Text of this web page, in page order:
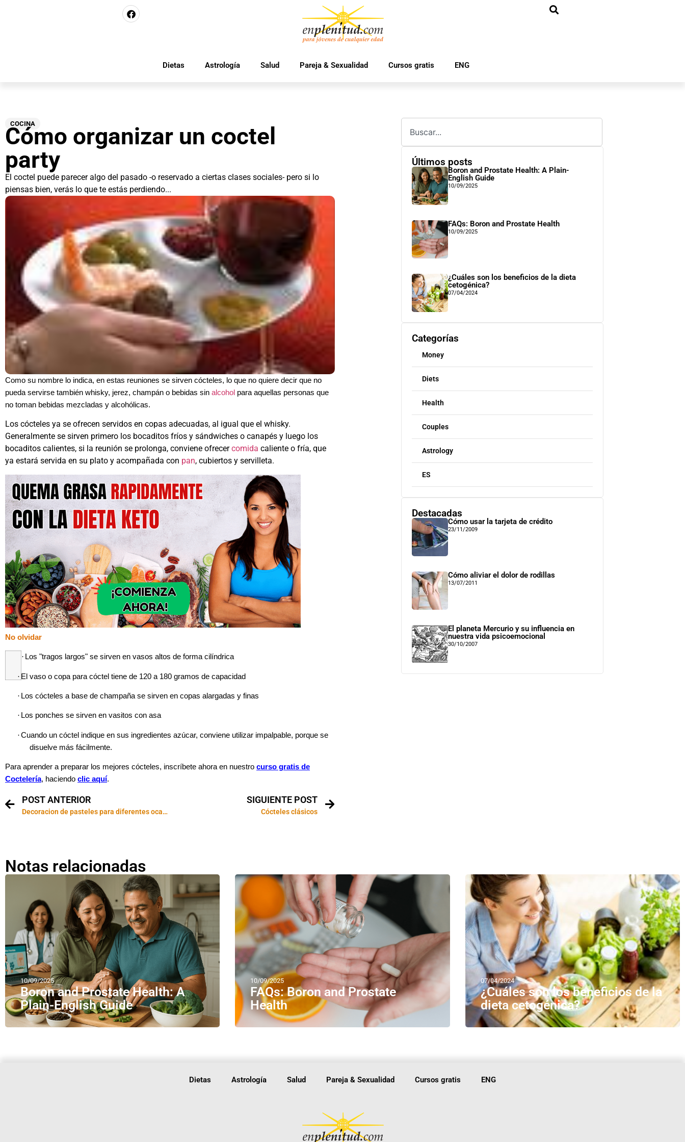
Dietas Astrología Salud Pareja & Sexualidad Cursos gratis ENG
COCINA
Cómo organizar un coctel
party
El coctel puede parecer algo del pasado -o reservado a ciertas clases sociales- pero si lo
piensas bien, verás lo que te estás perdiendo...
Como su nombre lo indica, en estas reuniones se sirven cócteles, lo que no quiere decir que no
pueda servirse también whisky, jerez, champán o bebidas sin alcohol para aquellas personas que
no toman bebidas mezcladas y alcohólicas.
Los cócteles ya se ofrecen servidos en copas adecuadas, al igual que el whisky.
Generalmente se sirven primero los bocaditos fríos y sándwiches o canapés y luego los
bocaditos calientes, si la reunión se prolonga, conviene ofrecercomida caliente o fría, que
ya estará servida en su plato y acompañada con pan, cubiertos y servilleta.
No olvidar
· Los "tragos largos" se sirven en vasos altos de forma cilíndrica
· El vaso o copa para cóctel tiene de 120 a 180 gramos de capacidad
· Los cócteles a base de champaña se sirven en copas alargadas y finas
· Los ponches se sirven en vasitos con asa
·Cuando un cóctel indique en sus ingredientes azúcar, conviene utilizar impalpable, porque se
disuelve más fácilmente.
Para aprender a preparar los mejores cócteles, inscríbete ahora en nuestro curso gratis de
Coctelería, haciendo clic aquí.
POST ANTERIOR
Decoracion de pasteles para diferentes ocasiones
SIGUIENTE POST
Cócteles clásicos
Últimos posts
Boron and Prostate Health: A Plain-
English Guide
10/09/2025
FAQs: Boron and Prostate Health
10/09/2025
¿Cuáles son los beneficios de la dieta
cetogénica?
07/04/2024
Categorías
Money
Diets
Health
Couples
Astrology
ES
Destacadas
Cómo usar la tarjeta de crédito
23/11/2009
Cómo aliviar el dolor de rodillas
13/07/2011
El planeta Mercurio y su influencia en
nuestra vida psicoemocional
30/10/2007
Notas relacionadas
10/09/2025
Boron and Prostate Health: A
Plain-English Guide
10/09/2025
FAQs: Boron and Prostate
Health
07/04/2024
¿Cuáles son los beneficios de la
dieta cetogénica?
Dietas Astrología Salud Pareja & Sexualidad Cursos gratis ENG